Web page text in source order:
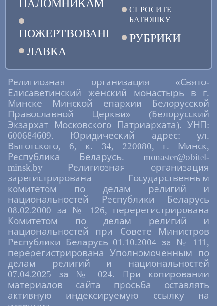
ПАЛОМНИКАМ
ПОЖЕРТВОВАНИЯ
ЛАВКА
СПРОСИТЕ
БАТЮШКУ
РУБРИКИ
Религиозная организация «Свято-
Елисаветинский женский монастырь в г.
Минске Минской епархии Белорусской
Православной Церкви» (Белорусский
Экзархат Московского Патриархата). УНП:
600684609. Юридический адрес: ул.
Выготского, 6, к. 34, 220080, г. Минск,
Республика Беларусь. monaster@obitel-
minsk.by Религиозная организация
зарегистрирована Государственным
комитетом по делам религий и
национальностей Республики Беларусь
08.02.2000 за № 126, перерегистрирована
Комитетом по делам религий и
национальностей при Совете Министров
Республики Беларусь 01.10.2004 за № 111,
перерегистрирована Уполномоченным по
делам религий и национальностей
07.04.2025 за № 024. При копировании
материалов сайта просьба оставлять
активную индексируемую ссылку на